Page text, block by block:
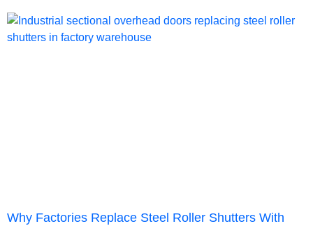
Why Factories Replace Steel Roller Shutters With